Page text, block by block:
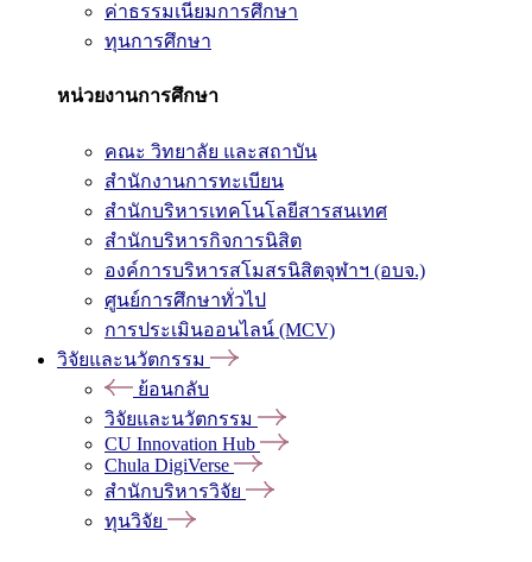
ค่าธรรมเนียมการศึกษา
ทุนการศึกษา
หน่วยงานการศึกษา
คณะ วิทยาลัย และสถาบัน
สำนักงานการทะเบียน
สำนักบริหารเทคโนโลยีสารสนเทศ
สำนักบริหารกิจการนิสิต
องค์การบริหารสโมสรนิสิตจุฬาฯ (อบจ.)
ศูนย์การศึกษาทั่วไป
การประเมินออนไลน์ (MCV)
วิจัยและนวัตกรรม
ย้อนกลับ
วิจัยและนวัตกรรม
CU Innovation Hub
Chula DigiVerse
สำนักบริหารวิจัย
ทุนวิจัย